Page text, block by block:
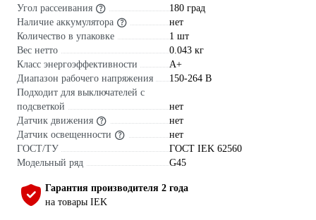
Угол рассеивания
180 град
Наличие аккумулятора
нет
Количество в упаковке
1 шт
Вес нетто
0.043 кг
Класс энергоэффективности
A+
Диапазон рабочего напряжения
150-264 В
Подходит для выключателей с
подсветкой
нет
Датчик движения
нет
Датчик освещенности
нет
ГОСТ/ТУ
ГОСТ IEK 62560
Модельный ряд
G45
Гарантия производителя 2 года
на товары IEK